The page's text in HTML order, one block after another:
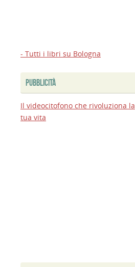
- Tutti i libri su Bologna
PUBBLICITÀ
Il videocitofono che rivoluziona la
tua vita